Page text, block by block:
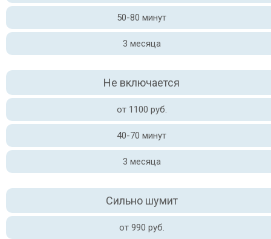
50-80 минут
3 месяца
Не включается
от 1100 руб.
40-70 минут
3 месяца
Сильно шумит
от 990 руб.